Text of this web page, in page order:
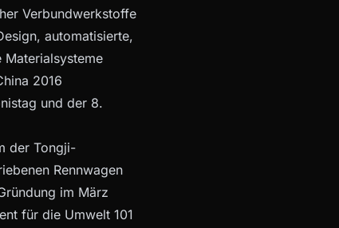
Verbundwerkstoffe
automatisierte,
Materialsysteme
2016
und der 8.
der Tongji-
Rennwagen
im März
für die Umwelt 101